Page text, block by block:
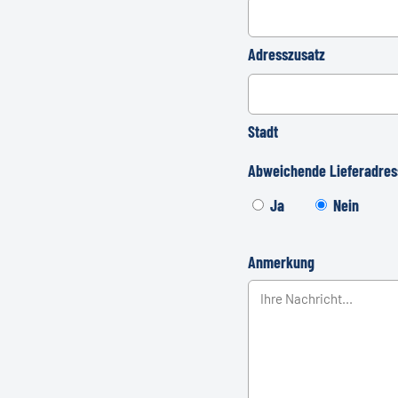
Adresszusatz
Stadt
Abweichende
Ja Nein
Anmerkung